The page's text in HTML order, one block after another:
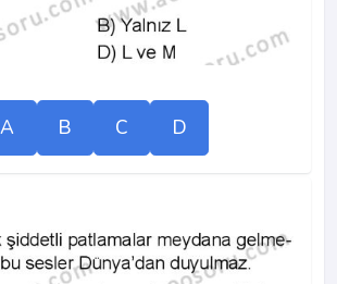
A B C D